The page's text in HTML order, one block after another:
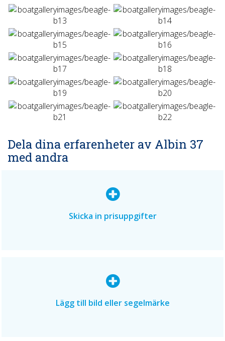
Dela dina erfarenheter av Albin 37
med andra
Skicka in prisuppgifter
Lägg till bild eller segelmärke